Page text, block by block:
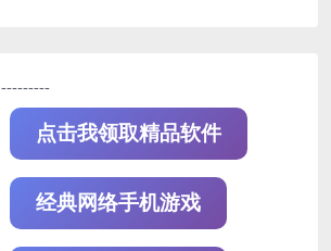
---------
点击我领取精品软件
经典网络手机游戏